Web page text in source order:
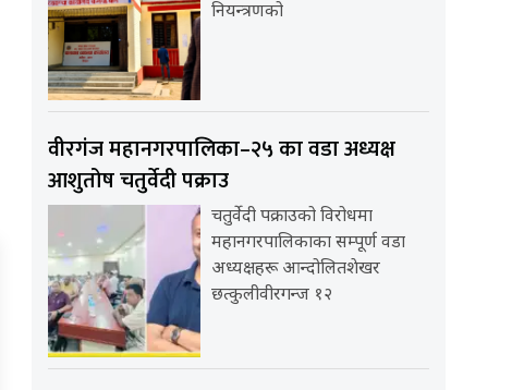
नियन्त्रणको
वीरगंज महानगरपालिका–२५ का वडा अध्यक्ष
आशुतोष चतुर्वेदी पक्राउ
चतुर्वेदी पक्राउको विरोधमा
महानगरपालिकाका सम्पूर्ण वडा
अध्यक्षहरू आन्दोलितशेखर
छत्कुलीवीरगन्ज १२